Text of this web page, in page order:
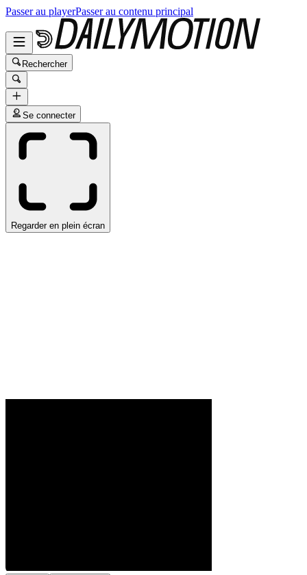
Passer au playerPasser au contenu principal
Rechercher
Se connecter
Regarder en plein écran